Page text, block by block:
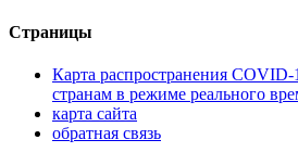
Страницы
Карта распространения COVID-
странам в режиме реального
карта сайта
обратная связь